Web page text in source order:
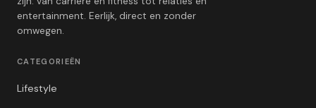
entertainment. Eerlijk, direct en zonder
omwegen.
CATEGORIEËN
Lifestyle